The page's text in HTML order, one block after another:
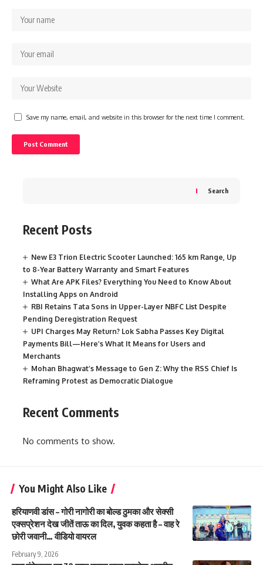
Save my name, email, and website in this browser for the next time I comment.
Search
Recent Posts
New E3 Trion Electric Scooter Launched: 165 km Range, Up
to 8-Year Battery Warranty and Smart Features
What Are APK Files? Everything You Need to Know About
Installing Apps on Android
RBI Retains Tata Sons in Upper-Layer NBFC List Despite
Pending Deregistration Request
UPI Charges May Return? Lok Sabha Passes Key Digital
Payments Bill—Here’s What It Means for Users and
Merchants
Mohan Bhagwat’s Message to Gen Z: Why the RSS Chief Is
Reframing Protest as Democratic Dialogue
Recent Comments
No comments to show.
You Might Also Like
हरियाणवी डांस – गोरी नागोरी का बोल्ड ठुमका और सेक्सी
एक्सप्रेशन देख जीतें ताऊ का दिल, युवक कहता है – वाह रे
छोरी जवानी… वीडियो वायरल
February 9, 2026